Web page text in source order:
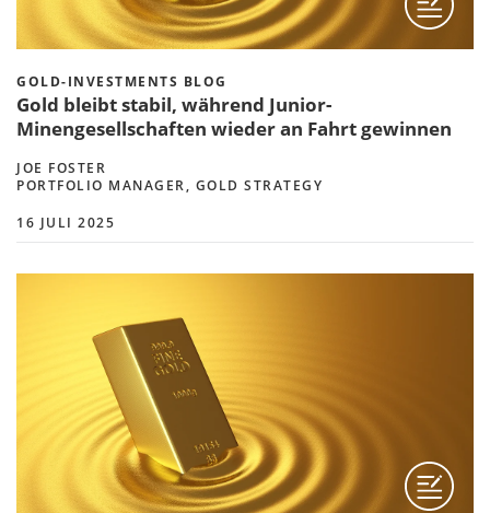
GOLD-INVESTMENTS BLOG
Gold bleibt stabil, während Junior-
Minengesellschaften wieder an Fahrt gewinnen
JOE FOSTER
PORTFOLIO MANAGER, GOLD STRATEGY
16 JULI 2025